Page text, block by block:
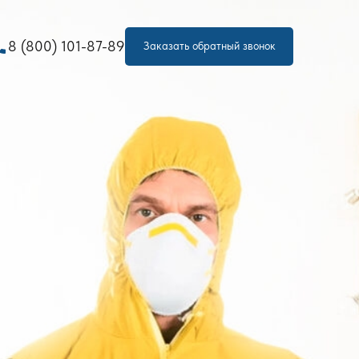
8 (800) 101-87-89 Заказать обратный звонок